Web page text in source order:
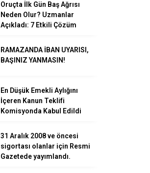
Oruçta İlk Gün Baş Ağrısı
Neden Olur? Uzmanlar
Açıkladı: 7 Etkili Çözüm
RAMAZANDA İBAN UYARISI,
BAŞINIZ YANMASIN!
En Düşük Emekli Aylığını
İçeren Kanun Teklifi
Komisyonda Kabul Edildi
31 Aralık 2008 ve öncesi
sigortası olanlar için Resmi
Gazetede yayımlandı.